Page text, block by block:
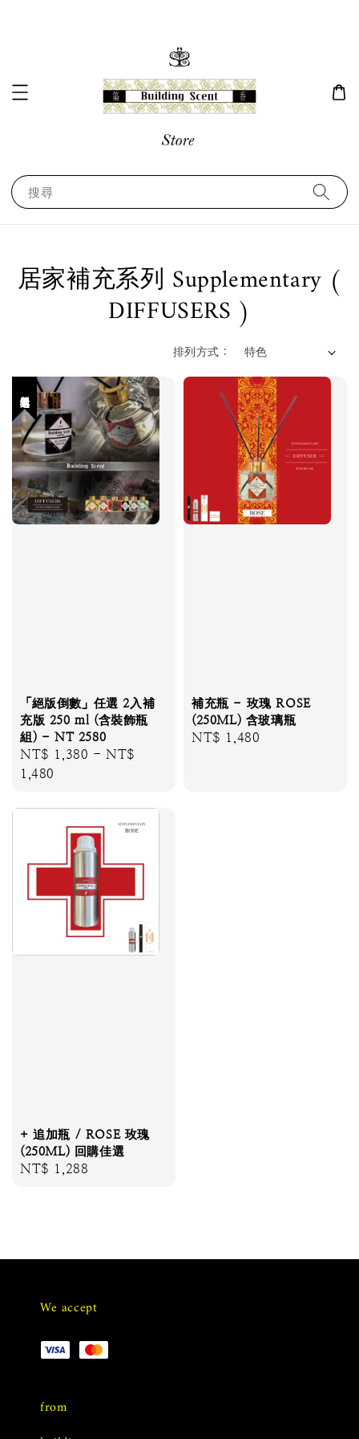
搜尋
居家補充系列 Supplementary (
DIFFUSERS )
排列方式 :
「絕版倒數」任選 2入補
充版 250 ml (含裝飾瓶
組) - NT 2580
Regular
price
NT$ 1,380 -NT$
1,480
補充瓶 - 玫瑰 ROSE
(250ML) 含玻璃瓶
Regular
NT$ 1,480
+ 追加瓶 / ROSE 玫瑰
(250ML) 回購佳選
Regular
NT$ 1,288
We accept
from